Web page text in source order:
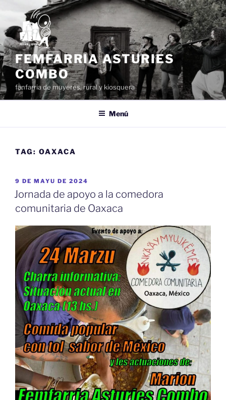
conteníu
FEMFARRIA ASTURIES
COMBO
fanfarria de muyeres, rural y kiosquera
Menú
TAG: OAXACA
ESPUBLIZÁU
EN
9 DE MAYU DE 2024
Jornada de apoyo a la comedora
comunitaria de Oaxaca